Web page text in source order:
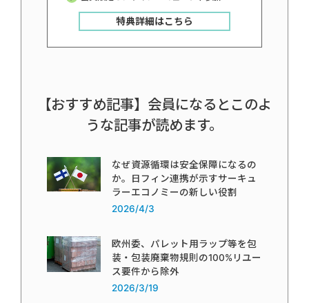
特典詳細はこちら
【おすすめ記事】会員になるとこのよ
うな記事が読めます。
なぜ資源循環は安全保障になるの
か。日フィン連携が示すサーキュ
ラーエコノミーの新しい役割
2026/4/3
欧州委、パレット用ラップ等を包
装・包装廃棄物規則の100%リユー
ス要件から除外
2026/3/19